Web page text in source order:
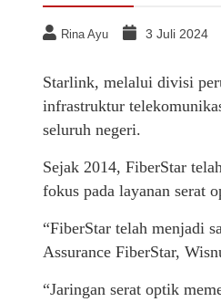
Rina Ayu 3 Juli 2024
Starlink, melalui divisi
infrastruktur
seluruh negeri.
Sejak 2014, FiberStar
fokus pada layanan serat
“FiberStar telah menjadi
Assurance FiberStar,
“Jaringan serat optik